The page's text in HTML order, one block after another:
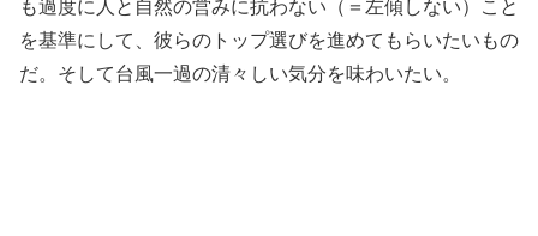
も過度に人と自然の営みに抗わない（＝左傾しない）こと
を基準にして、彼らのトップ選びを進めてもらいたいもの
だ。そして台風一過の清々しい気分を味わいたい。